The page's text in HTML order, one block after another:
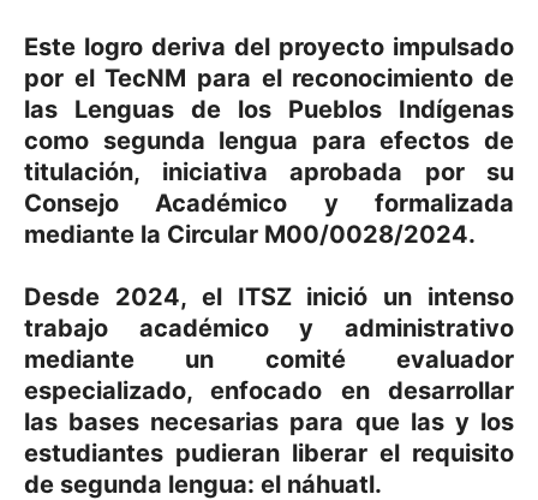
Este logro deriva del proyecto impulsado
por el TecNM para el reconocimiento de
las Lenguas de los Pueblos Indígenas
como segunda lengua para efectos de
titulación, iniciativa aprobada por su
Consejo Académico y formalizada
mediante la Circular M00/0028/2024.
Desde 2024, el ITSZ inició un intenso
trabajo académico y administrativo
mediante un comité evaluador
especializado, enfocado en desarrollar
las bases necesarias para que las y los
estudiantes pudieran liberar el requisito
de segunda lengua: el náhuatl.